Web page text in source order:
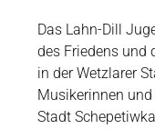
Das Lahn-Dill
des Friedens und
in der Wetzlarer
Musikerinnen
Stadt